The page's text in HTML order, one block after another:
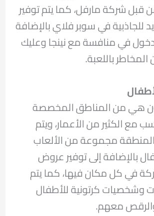
قبل شركة مارفل، كما يتم توفير
للجاذبية في سوبر فلاي بالإضافة
في منافسة مع نينجا وعليك
المخاطر باللعبة.
هي من المناطق المخصصة
مع الكثير من الأعمار، ويتم
مجموعة من الألعاب
بالإضافة إلى توفير عروض
في كل مكان فيها، كما يتم
وشخصيات كرتونية للأطفال
معهم.